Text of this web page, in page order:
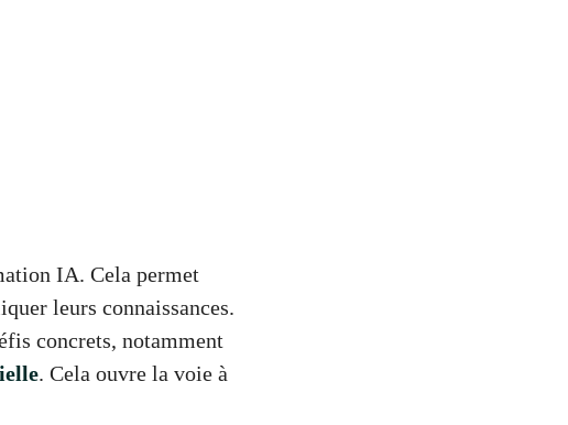
IA. Cela permet
leurs connaissances.
concrets, notamment
. Cela ouvre la voie à